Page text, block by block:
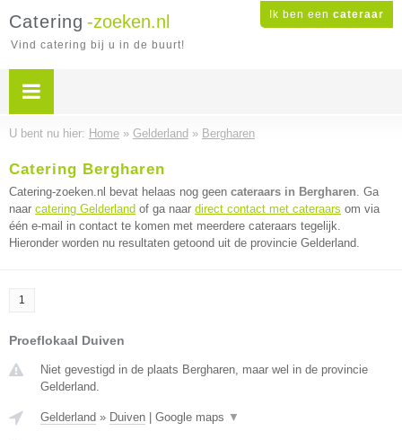
Ik ben een cateraar
Catering -zoeken.nl
Vind catering bij u in de buurt!
U bent nu hier: Home » Gelderland » Bergharen
Catering Bergharen
Catering-zoeken.nl bevat helaas nog geen cateraars in Bergharen. Ga
naar catering Gelderland of ga naar direct contact met cateraars om via
één e-mail in contact te komen met meerdere cateraars tegelijk.
Hieronder worden nu resultaten getoond uit de provincie Gelderland.
1
Proeflokaal Duiven
Niet gevestigd in de plaats Bergharen, maar wel in de provincie
Gelderland.
Gelderland » Duiven Google maps ▼